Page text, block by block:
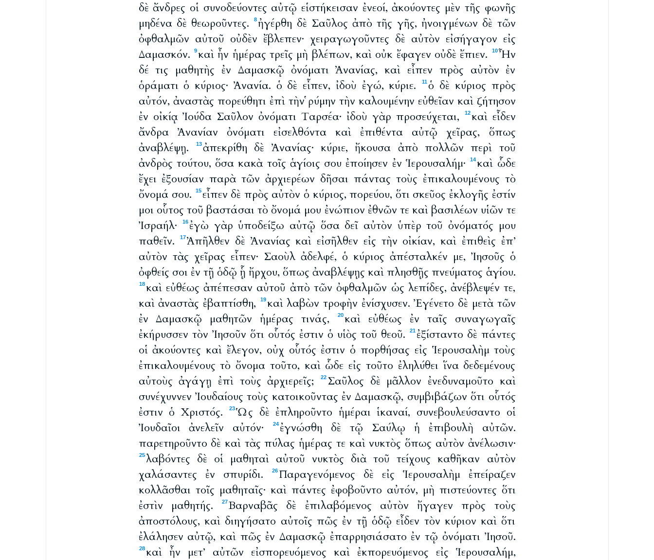
δὲ ἄνδρες οἱ συνοδεύοντες αὐτῷ εἱστήκεισαν ἐνεοί, ἀκούοντες μὲν τῆς φωνῆς
μηδένα δὲ θεωροῦντες.
8ἠγέρθη δὲ Σαῦλος ἀπὸ τῆς γῆς, ἠνοιγμένων δὲ τῶν
ὀφθαλμῶν αὐτοῦ οὐδὲν ἔβλεπεν· χειραγωγοῦντες δὲ αὐτὸν εἰσήγαγον εἰς
Δαμασκόν.
9καὶ ἦν ἡμέρας τρεῖς μὴ βλέπων, καὶ οὐκ ἔφαγεν οὐδὲ ἔπιεν. 10Ἦν
δέ τις μαθητὴς ἐν Δαμασκῷ ὀνόματι Ἀνανίας, καὶ εἶπεν πρὸς αὐτὸν ἐν
ὁράματι ὁ κύριος· Ἀνανία. ὁ δὲ εἶπεν, ἰδοὺ ἐγώ, κύριε.
11ὁ δὲ κύριος πρὸς
αὐτόν, ἀναστὰς πορεύθητι ἐπὶ τὴν ῥύμην τὴν καλουμένην εὐθεῖαν καὶ ζήτησον
ἐν οἰκίᾳ Ἰούδα Σαῦλον ὀνόματι Ταρσέα· ἰδοὺ γὰρ προσεύχεται,
12 καὶ εἶδεν
ἄνδρα Ἀνανίαν ὀνόματι εἰσελθόντα καὶ ἐπιθέντα αὐτῷ χεῖρας, ὅπως
ἀναβλέψῃ.
13ἀπεκρίθη δὲ Ἀνανίας· κύριε, ἤκουσα ἀπὸ πολλῶν περὶ τοῦ
ἀνδρὸς τούτου, ὅσα κακὰ τοῖς ἁγίοις σου ἐποίησεν ἐν Ἱερουσαλήμ·
14καὶ ὧδε
ἔχει ἐξουσίαν παρὰ τῶν ἀρχιερέων δῆσαι πάντας τοὺς ἐπικαλουμένους τὸ
ὄνομά σου.
15 εἶπεν δὲ πρὸς αὐτὸν ὁ κύριος, πορεύου, ὅτι σκεῦος ἐκλογῆς ἐστίν
μοι οὗτος τοῦ βαστάσαι τὸ ὄνομά μου ἐνώπιον ἐθνῶν τε καὶ βασιλέων υἱῶν τε
Ἰσραήλ·
16 ἐγὼ γὰρ ὑποδείξω αὐτῷ ὅσα δεῖ αὐτὸν ὑπὲρ τοῦ ὀνόματός μου
παθεῖν.
17Ἀπῆλθεν δὲ Ἀνανίας καὶ εἰσῆλθεν εἰς τὴν οἰκίαν, καὶ ἐπιθεὶς ἐπ’
αὐτὸν τὰς χεῖρας εἶπεν· Σαοὺλ ἀδελφέ, ὁ κύριος ἀπέσταλκέν με, Ἰησοῦς ὁ
ὀφθείς σοι ἐν τῇ ὁδῷ ᾗ ἤρχου, ὅπως ἀναβλέψῃς καὶ πλησθῇς πνεύματος ἁγίου.
18 καὶ εὐθέως ἀπέπεσαν αὐτοῦ ἀπὸ τῶν ὀφθαλμῶν ὡς λεπίδες, ἀνέβλεψέν τε,
καὶ ἀναστὰς ἐβαπτίσθη,
19καὶ λαβὼν τροφὴν ἐνίσχυσεν. Ἐγένετο δὲ μετὰ τῶν
ἐν Δαμασκῷ μαθητῶν ἡμέρας τινάς,
20καὶ εὐθέως ἐν ταῖς συναγωγαῖς
ἐκήρυσσεν τὸν Ἰησοῦν ὅτι οὗτός ἐστιν ὁ υἱὸς τοῦ θεοῦ.
21 ἐξίσταντο δὲ πάντες
οἱ ἀκούοντες καὶ ἔλεγον, οὐχ οὗτός ἐστιν ὁ πορθήσας εἰς Ἱερουσαλὴμ τοὺς
ἐπικαλουμένους τὸ ὄνομα τοῦτο, καὶ ὧδε εἰς τοῦτο ἐληλύθει ἵνα δεδεμένους
αὐτοὺς ἀγάγῃ ἐπὶ τοὺς ἀρχιερεῖς;
22 Σαῦλος δὲ μᾶλλον ἐνεδυναμοῦτο καὶ
συνέχυννεν Ἰουδαίους τοὺς κατοικοῦντας ἐν Δαμασκῷ, συμβιβάζων ὅτι οὗτός
ἐστιν ὁ Χριστός.
23Ὡς δὲ ἐπληροῦντο ἡμέραι ἱκαναί, συνεβουλεύσαντο οἱ
Ἰουδαῖοι ἀνελεῖν αὐτόν·
24 ἐγνώσθη δὲ τῷ Σαύλῳ ἡ ἐπιβουλὴ αὐτῶν.
παρετηροῦντο δὲ καὶ τὰς πύλας ἡμέρας τε καὶ νυκτὸς ὅπως αὐτὸν ἀνέλωσιν·
25 λαβόντες δὲ οἱ μαθηταὶ αὐτοῦ νυκτὸς διὰ τοῦ τείχους καθῆκαν αὐτὸν
χαλάσαντες ἐν σπυρίδι.
26 Παραγενόμενος δὲ εἰς Ἱερουσαλὴμ ἐπείραζεν
κολλᾶσθαι τοῖς μαθηταῖς· καὶ πάντες ἐφοβοῦντο αὐτόν, μὴ πιστεύοντες ὅτι
ἐστὶν μαθητής.
27Βαρναβᾶς δὲ ἐπιλαβόμενος αὐτὸν ἤγαγεν πρὸς τοὺς
ἀποστόλους, καὶ διηγήσατο αὐτοῖς πῶς ἐν τῇ ὁδῷ εἶδεν τὸν κύριον καὶ ὅτι
ἐλάλησεν αὐτῷ, καὶ πῶς ἐν Δαμασκῷ ἐπαρρησιάσατο ἐν τῷ ὀνόματι Ἰησοῦ.
28 καὶ ἦν μετ’ αὐτῶν εἰσπορευόμενος καὶ ἐκπορευόμενος εἰς Ἱερουσαλήμ,